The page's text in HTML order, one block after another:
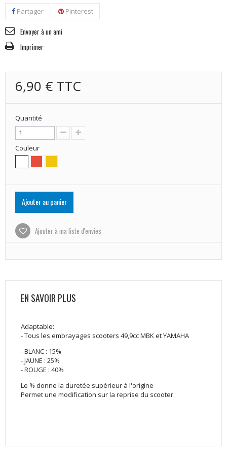
Partager Pinterest
Envoyer à un ami
Imprimer
6,90 € TTC
Quantité
Couleur
Ajouter au panier
Ajouter à ma liste d'envies
EN SAVOIR PLUS
Adaptable:
- Tous les embrayages scooters 49,9cc MBK et YAMAHA
- BLANC : 15%
- JAUNE : 25%
- ROUGE : 40%
Le % donne la duretée supérieur à l'origine
Permet une modification sur la reprise du scooter.